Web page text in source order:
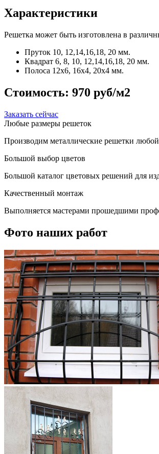
Характеристики
Решетка может быть изготовлена в
Пруток 10, 12,14,16,18, 20 мм.
Квадрат 6, 8, 10, 12,14,16,18, 20 мм.
Полоса 12x6, 16x4, 20x4 мм.
Стоимость: 970 руб/м2
Заказать сейчас
Любые размеры решеток
Производим металлические решетки
Большой выбор цветов
Большой каталог цветовых решений для
Качественный монтаж
Выполняется мастерами прошедшими
Фото наших работ